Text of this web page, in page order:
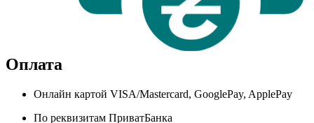
Оплата
Онлайн картой VISA/Mastercard, GooglePay, ApplePay
По реквизитам ПриватБанка